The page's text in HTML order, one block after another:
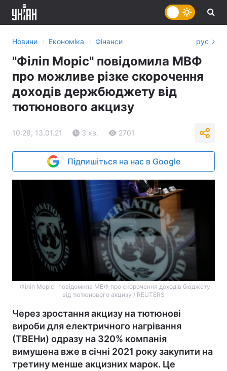
Новини › Економіка › Фінанси рус
"Філіп Моріс" повідомила МВФ
про можливе різке скорочення
доходів держбюджету від
тютюнового акцизу
10:28, 13.01.21 3 хв. 2701
Підпишіться на нас в Google
"Філіп Моріс" повідомила МВФ про скорочення доходів бюджету
від тютюнового акцизу / REUTERS
Через зростання акцизу на тютюнові
вироби для електричного нагрівання
(ТВЕНи) одразу на 320% компанія
вимушена вже в січні 2021 року закупити на
третину менше акцизних марок. Це